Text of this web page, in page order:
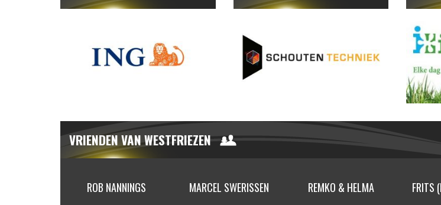
VRIENDEN VAN WESTFRIEZEN
MARCEL SWERISSEN REMKO & HELMA FRITS (FARM) ENTIUS